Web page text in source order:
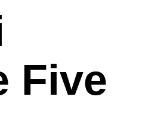
Five